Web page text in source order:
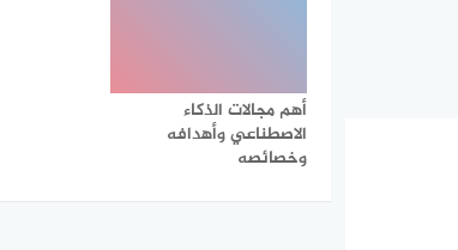
أهم مجالات الذكاء
الاصطناعي وأهدافه
وخصائصه